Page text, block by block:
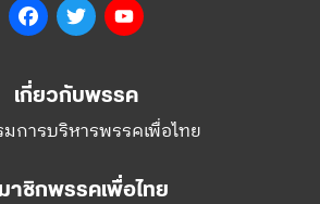
FacebookTwitter
เกี่ยวกับพรรค
การบริหารพรรคเพื่อไทย
าชิกพรรคเพื่อไทย